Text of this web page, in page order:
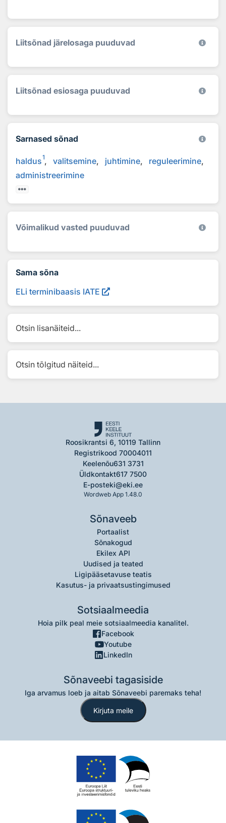
Liitsõnad järelosaga puuduvad
Liitsõnad esiosaga puuduvad
Sarnased sõnad
haldus1 valitsemine juhtimine
reguleerimine
administreerimine
Võimalikud vasted puuduvad
Sama sõna
ELi terminibaasis IATE
Otsin lisanäiteid...
Otsin tõlgitud näiteid...
Roosikrantsi 6, 10119 Tallinn
Registrikood 70004011
Keelenõu631 3731
Üldkontakt617 7500
E-posteki@eki.ee
Wordweb App 1.48.0
Sõnaveeb
Portaalist
Sõnakogud
Ekilex API
Uudised ja teated
Ligipääsetavuse teatis
Kasutus- ja privaatsustingimused
Sotsiaalmeedia
Hoia pilk peal meie sotsiaalmeedia kanalitel.
Facebook
Youtube
LinkedIn
Sõnaveebi tagasiside
Iga arvamus loeb ja aitab Sõnaveebi paremaks teha!
Kirjuta meile